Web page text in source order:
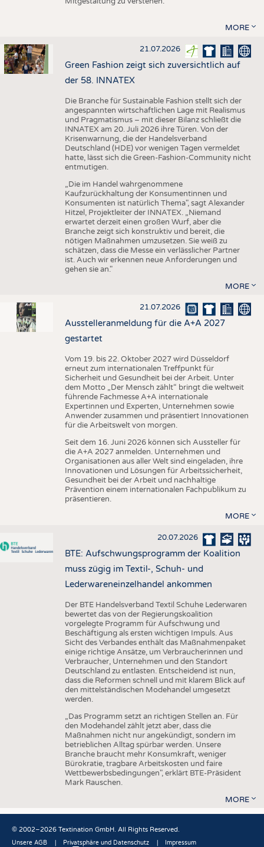
MORE
21.07.2026
Green Fashion zeigt sich zuversichtlich auf
der 58. INNATEX
Die Branche für Sustainable Fashion stellt sich der
angespannten wirtschaftlichen Lage mit Realismus
und Pragmatismus – mit dieser Bilanz schließt die
INNATEX am 20. Juli 2026 ihre Türen. Von der
Krisenwarnung, die der Handelsverband
Deutschland (HDE) vor wenigen Tagen vermeldet
hatte, lässt sich die Green-Fashion-Community nicht
entmutigen.
„Die im Handel wahrgenommene
Kaufzurückhaltung der Konsumentinnen und
Konsumenten ist natürlich Thema", sagt Alexander
Hitzel, Projektleiter der INNATEX. „Niemand
erwartet derzeit einen großen Wurf, aber die
Branche zeigt sich konstruktiv und bereit, die
nötigen Maßnahmen umzusetzen. Sie weiß zu
schätzen, dass die Messe ein verlässlicher Partner
ist. Auch wir erkennen neue Anforderungen und
gehen sie an."
MORE
21.07.2026
Ausstelleranmeldung für die A+A 2027
gestartet
Vom 19. bis 22. Oktober 2027 wird Düsseldorf
erneut zum internationalen Treffpunkt für
Sicherheit und Gesundheit bei der Arbeit. Unter
dem Motto „Der Mensch zählt“ bringt die weltweit
führende Fachmesse A+A internationale
Expertinnen und Experten, Unternehmen sowie
Anwender zusammen und präsentiert Innovationen
für die Arbeitswelt von morgen.
Seit dem 16. Juni 2026 können sich Aussteller für
die A+A 2027 anmelden. Unternehmen und
Organisationen aus aller Welt sind eingeladen, ihre
Innovationen und Lösungen für Arbeitssicherheit,
Gesundheit bei der Arbeit und nachhaltige
Prävention einem internationalen Fachpublikum zu
präsentieren.
MORE
20.07.2026
BTE: Aufschwungsprogramm der Koalition
muss zügig im Textil-, Schuh- und
Lederwareneinzelhandel ankommen
Der BTE Handelsverband Textil Schuhe Lederwaren
bewertet das von der Regierungskoalition
vorgelegte Programm für Aufschwung und
Beschäftigung als ersten wichtigen Impuls. Aus
Sicht des Verbandes enthält das Maßnahmenpaket
einige richtige Ansätze, um Verbraucherinnen und
Verbraucher, Unternehmen und den Standort
Deutschland zu entlasten. Entscheidend ist nun,
dass die Reformen schnell und mit klarem Blick auf
den mittelständischen Modehandel umgesetzt
werden.
„Das Programm setzt an richtigen Stellen an. Für
den Modehandel zählt jetzt aber, dass die
Maßnahmen nicht nur angekündigt, sondern im
betrieblichen Alltag spürbar werden. Unsere
Branche braucht mehr Konsumkraft, weniger
Bürokratie, tragbare Arbeitskosten und faire
Wettbewerbsbedingungen", erklärt BTE-Präsident
Mark Rauschen.
MORE
© 2002–2026 Textination GmbH. All Rights Reserved.
Unsere AGB Privatsphäre und Datenschutz Impressum